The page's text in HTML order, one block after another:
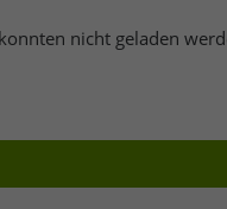
nicht geladen